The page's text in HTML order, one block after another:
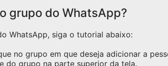
grupo do WhatsApp?
WhatsApp, siga o tutorial abaixo:
no grupo em que deseja adicionar a
do grupo na parte superior da tela.